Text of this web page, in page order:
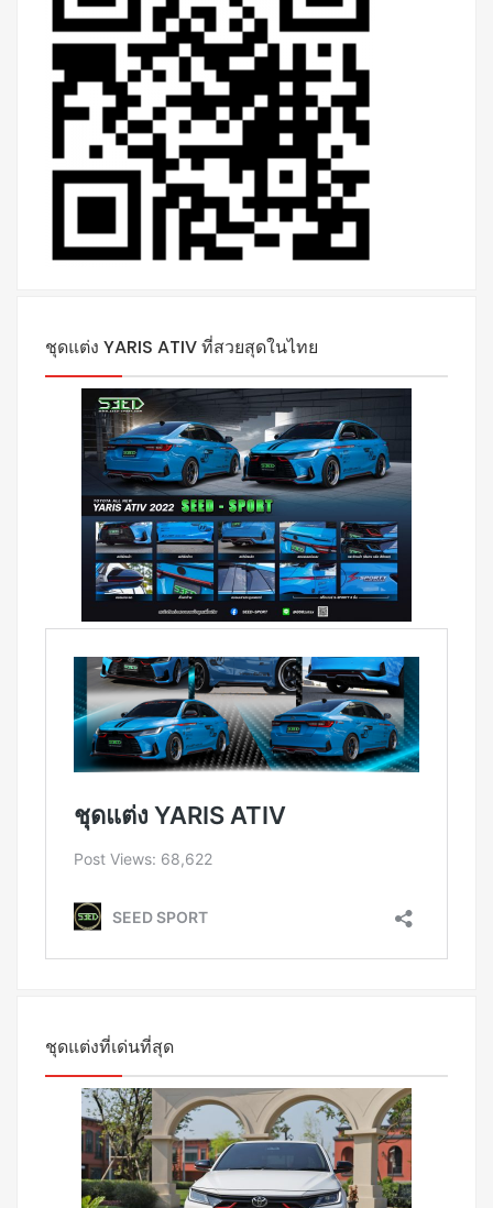
ชุดแต่ง YARIS ATIV ที่สวยสุดในไทย
ชุดแต่งที่เด่นที่สุด